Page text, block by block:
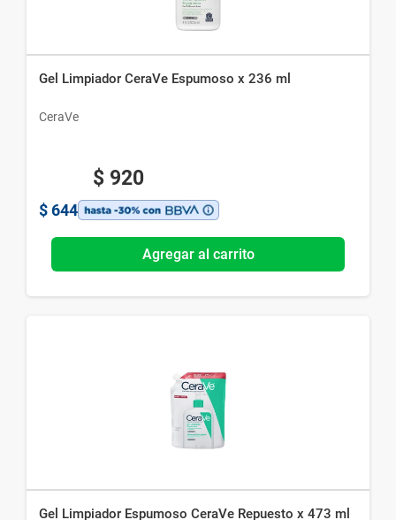
Gel Limpiador CeraVe Espumoso x 236 ml
CeraVe
$ 920
$ 644
Agregar al carrito
Gel Limpiador Espumoso CeraVe Repuesto x 473 ml